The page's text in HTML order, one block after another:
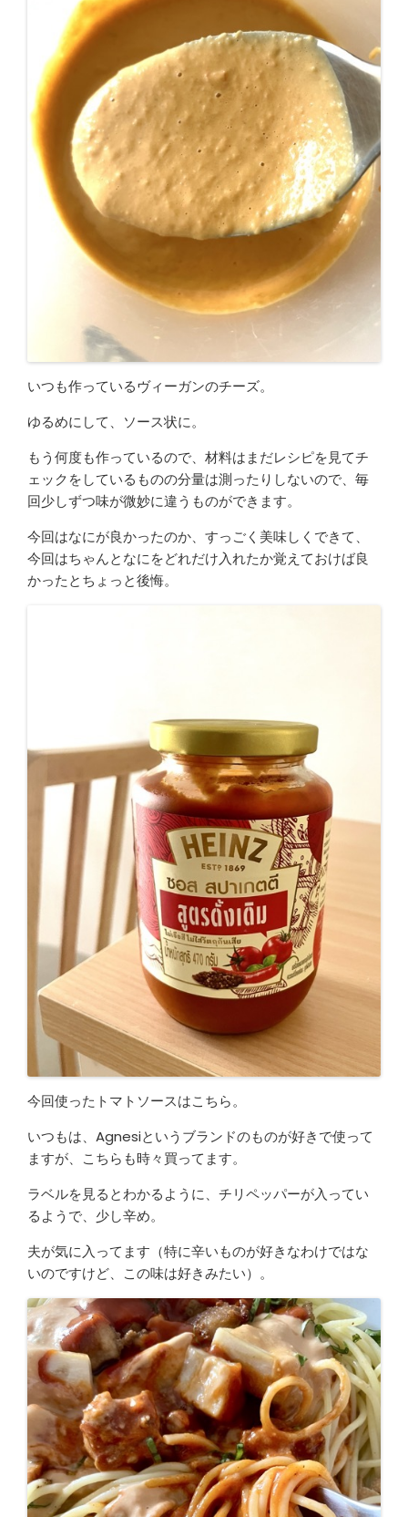
いつも作っているヴィーガンのチーズ。
ゆるめにして、ソース状に。
もう何度も作っているので、材料はまだレシピを見てチ
ェックをしているものの分量は測ったりしないので、毎
回少しずつ味が微妙に違うものができます。
今回はなにが良かったのか、すっごく美味しくできて、
今回はちゃんとなにをどれだけ入れたか覚えておけば良
かったとちょっと後悔。
今回使ったトマトソースはこちら。
いつもは、Agnesiというブランドのものが好きで使って
ますが、こちらも時々買ってます。
ラベルを見るとわかるように、チリペッパーが入ってい
るようで、少し辛め。
夫が気に入ってます（特に辛いものが好きなわけではな
いのですけど、この味は好きみたい）。